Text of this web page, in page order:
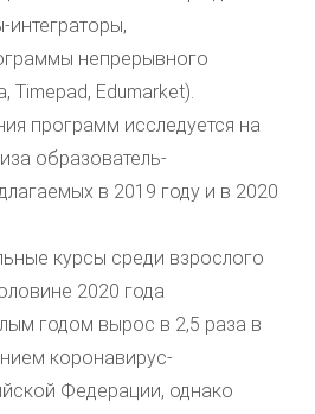
непрерывного
Timepad, Edumarket).
программ исследуется на
образователь-
в 2019 году и в 2020
курсы среди взрослого
2020 года
годом вырос в 2,5 раза в
коронавирус-
Федерации, однако